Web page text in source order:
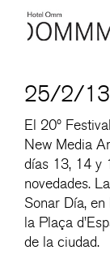
Roca Barcelona
Spa
Terraza
Lobby & Club
Eventos
Blog
25/2/13
El 20º
New Media
días 13, 14 y
novedades.
Sonar Día,
la Plaça
de la ciudad.